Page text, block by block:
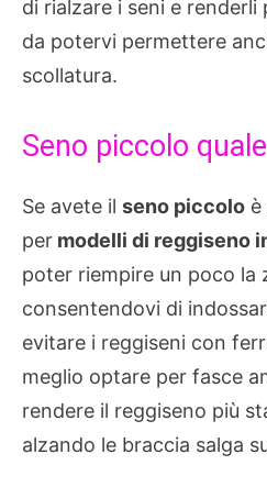
di rialzare i seni e
da potervi permettere
scollatura.
Seno piccolo
Se avete il seno piccolo è
per modelli di reggiseno
poter riempire un poco la
consentendovi di
evitare i reggiseni con
meglio optare per fasce
rendere il reggiseno più
alzando le braccia salga